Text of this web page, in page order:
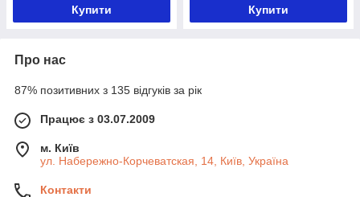
Купити Купити
Про нас
87% позитивних з 135 відгуків за рік
Працює з 03.07.2009
м. Київ
ул. Набережно-Корчеватская, 14, Київ, Україна
Контакти